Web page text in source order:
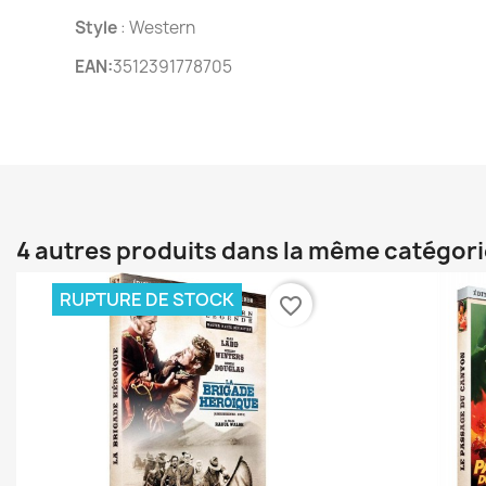
Style: Western
EAN:3512391778705
4 autres produits dans la même
RUPTURE DE STOCK favorite_border